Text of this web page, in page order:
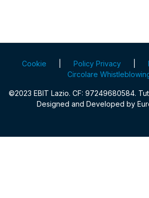
Cookie Policy Privacy
Circolare
©2023 EBIT Lazio. CF: 97249680584.
Designed and Developed by